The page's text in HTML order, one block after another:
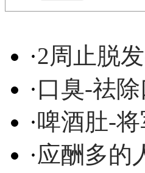
·2周止脱
·口臭-祛
·啤酒肚-
·应酬多的